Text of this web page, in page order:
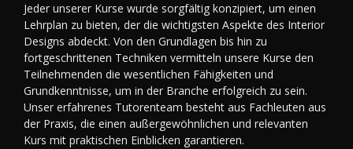
Jeder unserer Kurse wurde sorgfältig konzipiert, um einen
Lehrplan zu bieten, der die wichtigsten Aspekte des Interior
Designs abdeckt. Von den Grundlagen bis hin zu
fortgeschrittenen Techniken vermitteln unsere Kurse den
Teilnehmenden die wesentlichen Fähigkeiten und
Grundkenntnisse, um in der Branche erfolgreich zu sein.
Unser erfahrenes Tutorenteam besteht aus Fachleuten aus
der Praxis, die einen außergewöhnlichen und relevanten
Kurs mit praktischen Einblicken garantieren.